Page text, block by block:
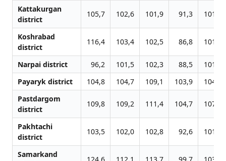
Kattakurgan
district
105,7 102,6 101,9 91,3 101,3
Koshrabad
district
116,4 103,4 102,5 86,8 101,2
Narpai district 96,2 101,5 102,3 88,5
101,2
Payaryk district
104,8 104,7 109,1 103,9
104,0
Pastdargom
district
109,8 109,2 111,4 104,7 107,0
Pakhtachi
district
103,5 102,0 102,8 92,6 101,5
Samarkand